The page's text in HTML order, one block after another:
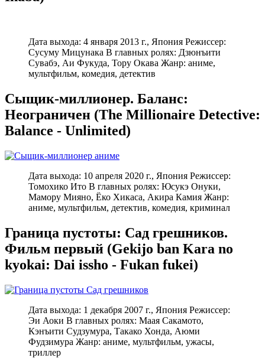
Дата выхода: 4 января 2013 г., Япония Режиссер:
Сусуму Мицунака В главных ролях: Дзюнъити
Сувабэ, Аи Фукуда, Тору Окава Жанр: аниме,
мультфильм, комедия, детектив
Сыщик-миллионер. Баланс:
Неограничен (The Millionaire Detective:
Balance - Unlimited)
Дата выхода: 10 апреля 2020 г., Япония Режиссер:
Томохико Ито В главных ролях: Юсукэ Онуки,
Мамору Мияно, Ёко Хикаса, Акира Камия Жанр:
аниме, мультфильм, детектив, комедия, криминал
Граница пустоты: Сад грешников.
Фильм первый (Gekijo ban Kara no
kyokai: Dai issho - Fukan fukei)
Дата выхода: 1 декабря 2007 г., Япония Режиссер:
Эи Аоки В главных ролях: Маая Сакамото,
Кэнъити Судзумура, Такако Хонда, Аюми
Фудзимура Жанр: аниме, мультфильм, ужасы,
триллер